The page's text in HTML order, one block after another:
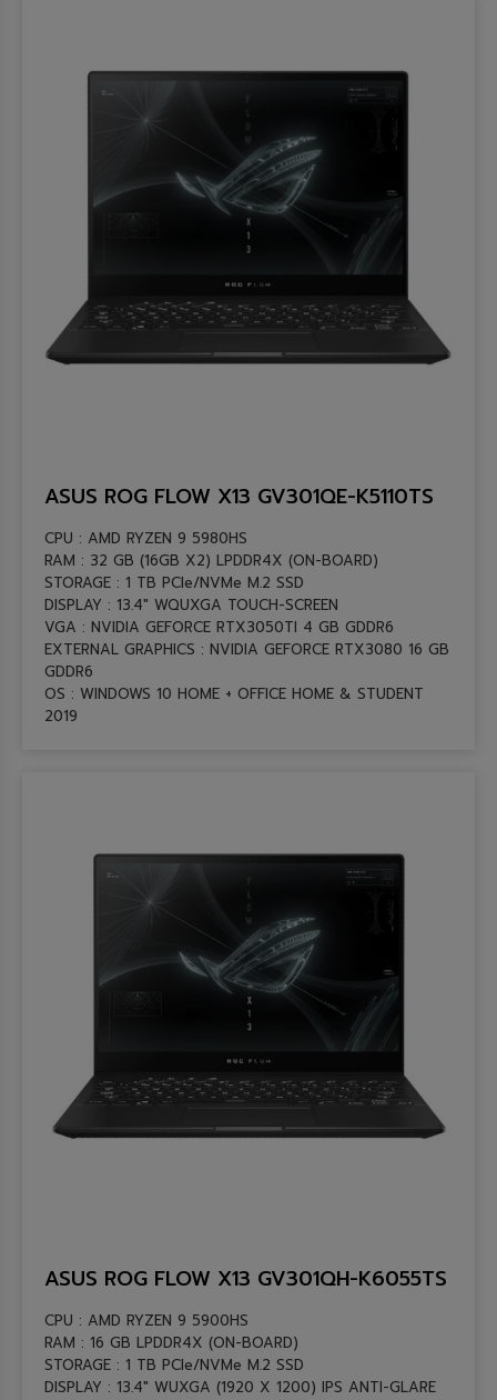
ASUS ROG FLOW X13 GV301QE-K5110TS
CPU : AMD RYZEN 9 5980HS
RAM : 32 GB (16GB X2) LPDDR4X (ON-BOARD)
STORAGE : 1 TB PCIe/NVMe M.2 SSD
DISPLAY : 13.4″ WQUXGA TOUCH-SCREEN
VGA : NVIDIA GEFORCE RTX3050TI 4 GB GDDR6
EXTERNAL GRAPHICS : NVIDIA GEFORCE RTX3080 16 GB
GDDR6
OS : WINDOWS 10 HOME + OFFICE HOME & STUDENT
2019
ASUS ROG FLOW X13 GV301QH-K6055TS
CPU : AMD RYZEN 9 5900HS
RAM : 16 GB LPDDR4X (ON-BOARD)
STORAGE : 1 TB PCIe/NVMe M.2 SSD
DISPLAY : 13.4″ WUXGA (1920 X 1200) IPS ANTI-GLARE